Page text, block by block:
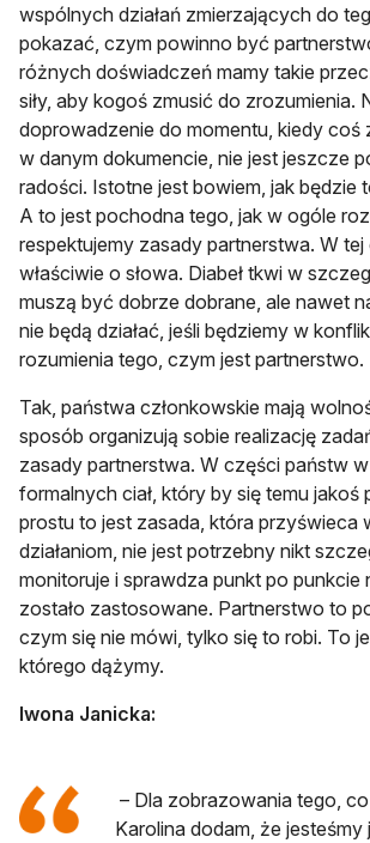
wspólnych działań zmierzających do
pokazać, czym powinno być
różnych doświadczeń mamy takie
siły, aby kogoś zmusić do zrozumienia.
doprowadzenie do momentu, kiedy coś
w danym dokumencie, nie jest jeszcze
radości. Istotne jest bowiem, jak będzie
A to jest pochodna tego, jak w ogóle
respektujemy zasady partnerstwa. W tej
właściwie o słowa. Diabeł tkwi w
muszą być dobrze dobrane, ale nawet
nie będą działać, jeśli będziemy w
rozumienia tego, czym jest partnerstwo.
Tak, państwa członkowskie mają
sposób organizują sobie realizację
zasady partnerstwa. W części państw
formalnych ciał, który by się temu jakoś
prostu to jest zasada, która przyświeca
działaniom, nie jest potrzebny nikt
monitoruje i sprawdza punkt po punkcie
zostało zastosowane. Partnerstwo to
czym się nie mówi, tylko się to robi. To
którego dążymy.
Iwona Janicka:
– Dla zobrazowania tego,
Karolina dodam, że jesteśmy